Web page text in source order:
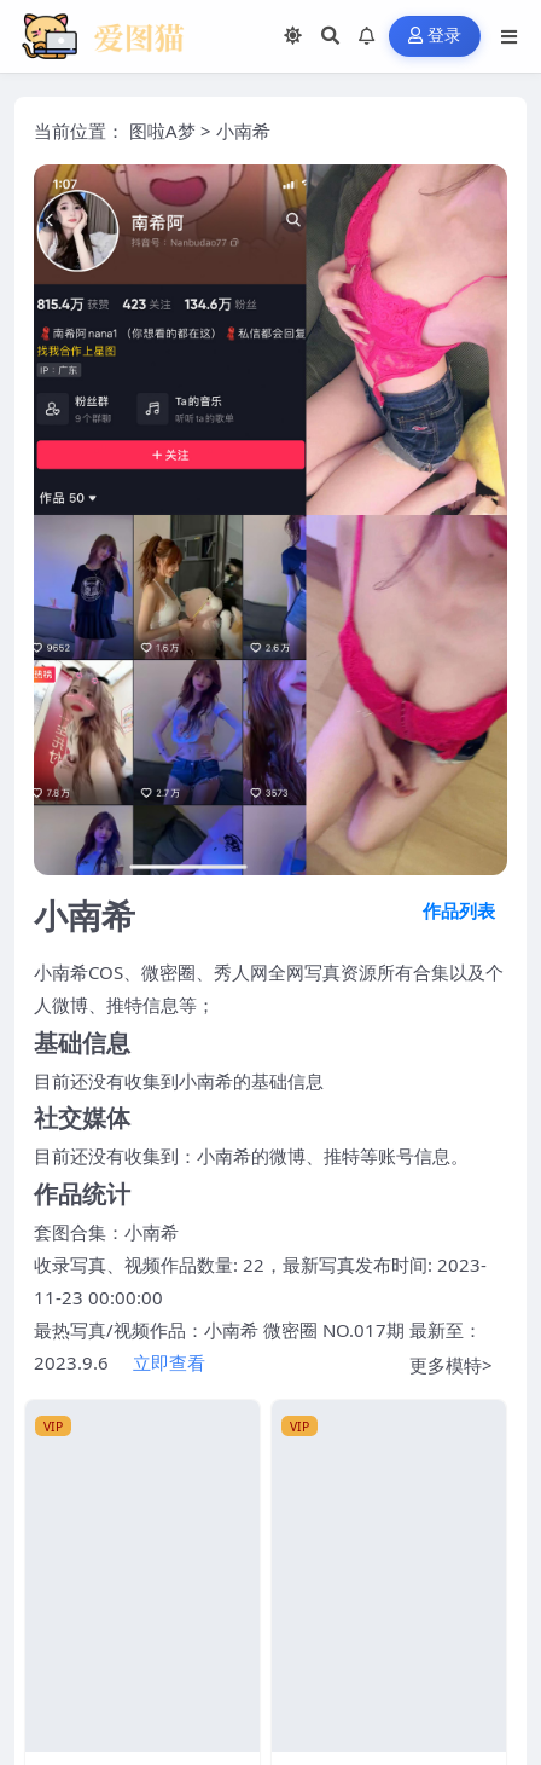
登录
当前位置： 图啦A梦 > 小南希
小南希 作品列表
小南希COS、微密圈、秀人网全网写真资源所有合集以及个
人微博、推特信息等；
基础信息
目前还没有收集到小南希的基础信息
社交媒体
目前还没有收集到：小南希的微博、推特等账号信息。
作品统计
套图合集： 小南希
收录写真、视频作品数量: 22，最新写真发布时间: 2023-
11-23 00:00:00
最热写真/视频作品：小南希 微密圈 NO.017期 最新至：
2023.9.6
立即查看 更多模特>
VIP VIP